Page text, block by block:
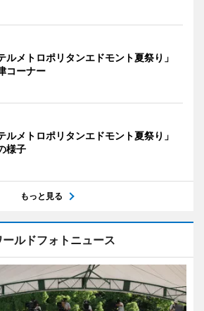
ルメトロポリタンエドモント夏祭り」
コーナー
ルメトロポリタンエドモント夏祭り」
様子
もっと見る
ールドフォトニュース